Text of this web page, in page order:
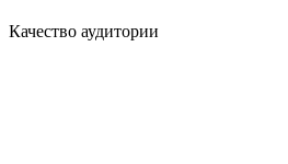
Качество аудитории